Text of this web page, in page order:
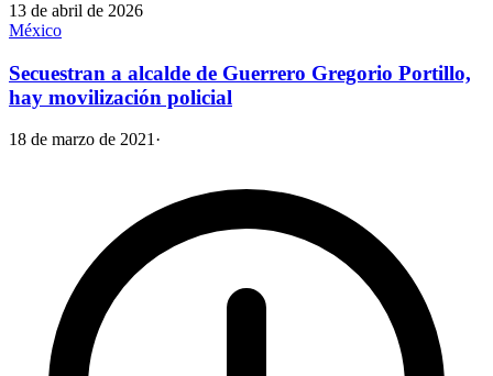
13 de abril de 2026
México
Secuestran a alcalde de Guerrero Gregorio Portillo,
hay movilización policial
18 de marzo de 2021·